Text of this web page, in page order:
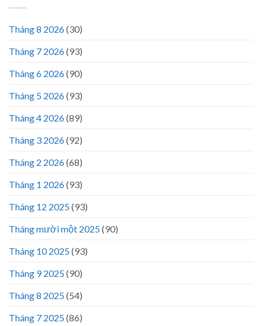
Tháng 8 2026(30)
Tháng 7 2026(93)
Tháng 6 2026(90)
Tháng 5 2026(93)
Tháng 4 2026(89)
Tháng 3 2026(92)
Tháng 2 2026(68)
Tháng 1 2026(93)
Tháng 12 2025(93)
Tháng mười một 2025(90)
Tháng 10 2025(93)
Tháng 9 2025(90)
Tháng 8 2025(54)
Tháng 7 2025(86)